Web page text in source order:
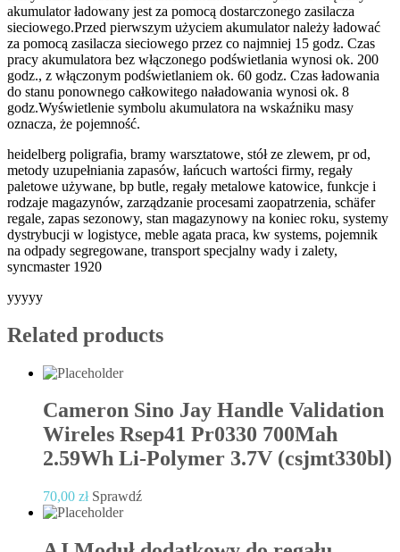
akumulator ładowany jest za pomocą dostarczonego zasilacza
sieciowego.Przed pierwszym użyciem akumulator należy ładować
za pomocą zasilacza sieciowego przez co najmniej 15 godz. Czas
pracy akumulatora bez włączonego podświetlania wynosi ok. 200
godz., z włączonym podświetlaniem ok. 60 godz. Czas ładowania
do stanu ponownego całkowitego naładowania wynosi ok. 8
godz.Wyświetlenie symbolu akumulatora na wskaźniku masy
oznacza, że pojemność.
heidelberg poligrafia, bramy warsztatowe, stół ze zlewem, pr od,
metody uzupełniania zapasów, łańcuch wartości firmy, regały
paletowe używane, bp butle, regały metalowe katowice, funkcje i
rodzaje magazynów, zarządzanie procesami zaopatrzenia, schäfer
regale, zapas sezonowy, stan magazynowy na koniec roku, systemy
dystrybucji w logistyce, meble agata praca, kw systems, pojemnik
na odpady segregowane, transport specjalny wady i zalety,
syncmaster 1920
yyyyy
Related products
Cameron Sino Jay Handle Validation
Wireles Rsep41 Pr0330 700Mah
2.59Wh Li-Polymer 3.7V (csjmt330bl)
70,00 zł Sprawdź